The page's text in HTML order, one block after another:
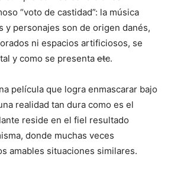
“voto de castidad”: la música
y personajes son de origen danés,
ni espacios artificiosos, se
y como se presenta etc.
película que logra enmascarar bajo
realidad tan dura como es el
reside en el fiel resultado
donde muchas veces
amables situaciones similares.